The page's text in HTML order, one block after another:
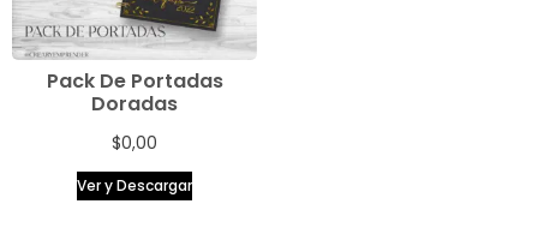
Pack De Portadas
Doradas
$0,00
Ver y Descargar